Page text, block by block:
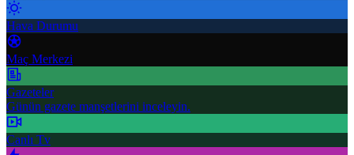
Hava Durumu
Maç Merkezi
Gazeteler
Günün gazete manşetlerini inceleyin.
Canlı Tv